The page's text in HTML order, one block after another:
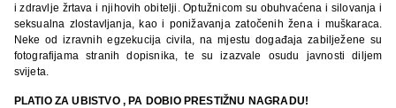
i zdravlje žrtava i njihovih obitelji. Optužnicom su obuhvaćena i silovanja i
seksualna zlostavljanja, kao i ponižavanja zatočenih žena i muškaraca.
Neke od izravnih egzekucija civila, na mjestu događaja zabilježene su
fotografijama stranih dopisnika, te su izazvale osudu javnosti diljem
svijeta.
PLATIO ZA UBISTVO , PA DOBIO PRESTIŽNU NAGRADU!